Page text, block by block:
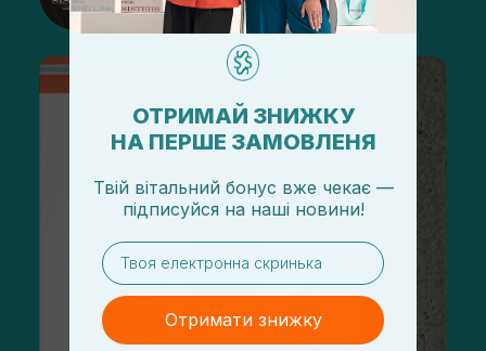
Подписаться
ОТРИМАЙ ЗНИЖКУ
НА ПЕРШЕ ЗАМОВЛЕНЯ
Твій вітальний бонус вже чекає —
підписуйся на наші новини!
email
Отримати знижку